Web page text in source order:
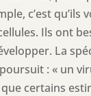
c’est qu’ils
Ils ont
La
: « un
certains